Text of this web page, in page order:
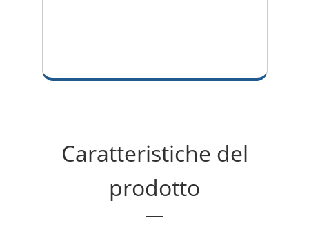
Caratteristiche del
prodotto